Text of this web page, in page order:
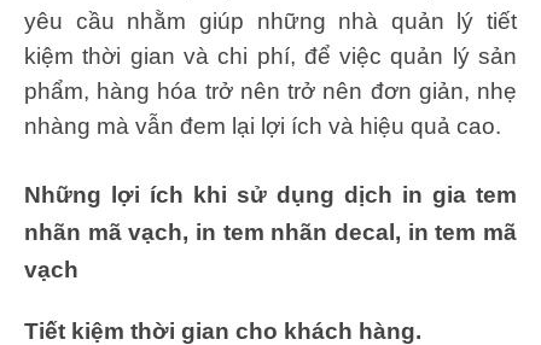
yêu cầu nhằm giúp những nhà quản lý tiết
kiệm thời gian và chi phí, để việc quản lý sản
phẩm, hàng hóa trở nên trở nên đơn giản, nhẹ
nhàng mà vẫn đem lại lợi ích và hiệu quả cao.
Những lợi ích khi sử dụng dịch in gia tem
nhãn mã vạch, in tem nhãn decal, in tem mã
vạch
Tiết kiệm thời gian cho khách hàng.